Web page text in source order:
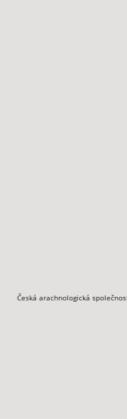
Česká arachnologická